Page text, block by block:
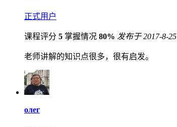
正式用户
课程评分 5 掌握情况 80% 发布于 2017-8-25
老师讲解的知识点很多，很有启发。
олег